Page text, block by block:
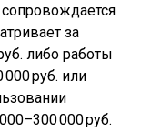
за
либо работы
руб. или
000 руб.